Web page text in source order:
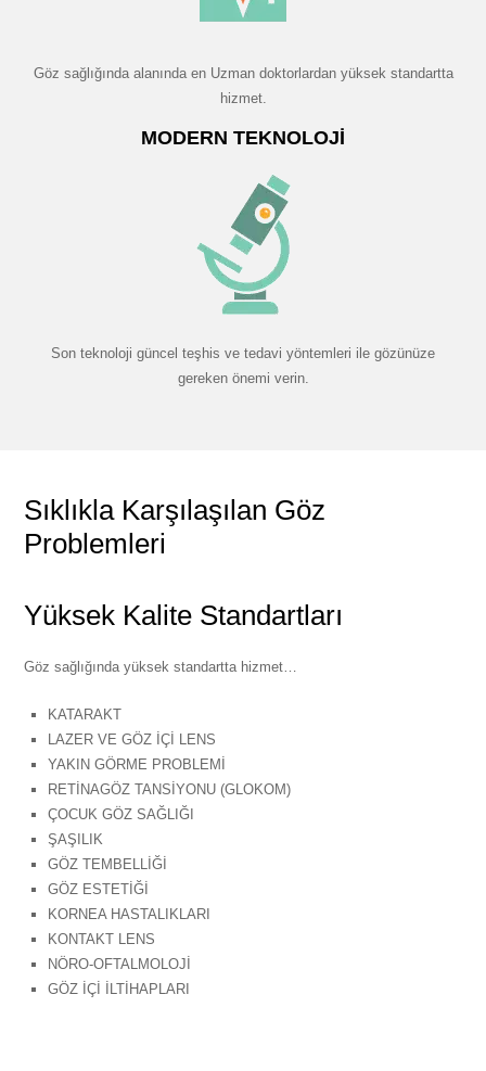
Göz sağlığında alanında en Uzman doktorlardan yüksek standartta
hizmet.
MODERN TEKNOLOJI
Son teknoloji güncel teşhis ve tedavi yöntemleri ile gözünüze
gereken önemi verin.
Sıklıkla Karşılaşılan Göz
Problemleri
Yüksek Kalite Standartları
Göz sağlığında yüksek standartta hizmet…
KATARAKT
LAZER VE GÖZ İÇİ LENS
YAKIN GÖRME PROBLEMİ
RETİNAGÖZ TANSİYONU (GLOKOM)
ÇOCUK GÖZ SAĞLIĞI
ŞAŞILIK
GÖZ TEMBELLİĞİ
GÖZ ESTETİĞİ
KORNEA HASTALIKLARI
KONTAKT LENS
NÖRO-OFTALMOLOJİ
GÖZ İÇİ İLTİHAPLARI